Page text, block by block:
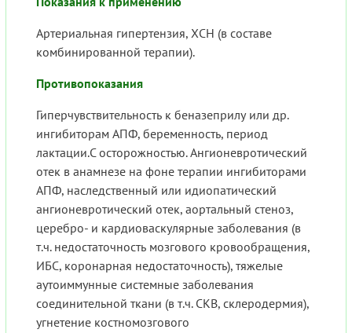
Артериальная гипертензия, ХСН (в составе
комбинированной терапии).
Противопоказания
Гиперчувствительность к беназеприлу или др.
ингибиторам АПФ, беременность, период
лактации.C осторожностью. Ангионевротический
отек в анамнезе на фоне терапии ингибиторами
АПФ, наследственный или идиопатический
ангионевротический отек, аортальный стеноз,
церебро- и кардиоваскулярные заболевания (в
т.ч. недостаточность мозгового кровообращения,
ИБС, коронарная недостаточность), тяжелые
аутоиммунные системные заболевания
соединительной ткани (в т.ч. СКВ, склеродермия),
угнетение костномозгового